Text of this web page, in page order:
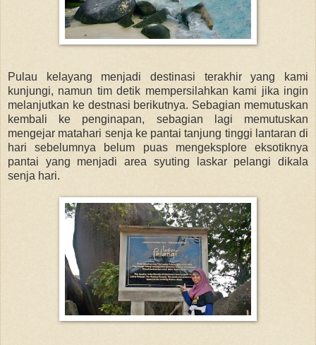
Pulau kelayang menjadi destinasi terakhir yang kami
kunjungi, namun tim detik mempersilahkan kami jika ingin
melanjutkan ke destnasi berikutnya. Sebagian memutuskan
kembali ke penginapan, sebagian lagi memutuskan
mengejar matahari senja ke pantai tanjung tinggi lantaran di
hari sebelumnya belum puas mengeksplore eksotiknya
pantai yang menjadi area syuting laskar pelangi dikala
senja hari.